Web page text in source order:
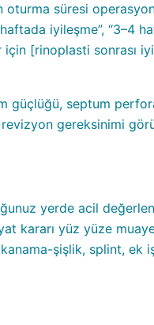
oturma süresi
iyileşme”, “3–4
için [rinoplasti sonrası
güçlüğü, septum
gereksinimi
yerde acil
kararı yüz yüze
şişlik, splint, ek